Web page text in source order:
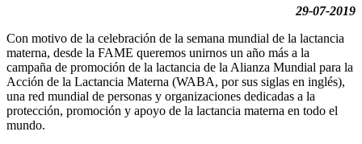
29-07-2019
Con motivo de la celebración de la semana mundial de la lactancia
materna, desde la FAME queremos unirnos un año más a la
campaña de promoción de la lactancia de la Alianza Mundial para la
Acción de la Lactancia Materna (WABA, por sus siglas en inglés),
una red mundial de personas y organizaciones dedicadas a la
protección, promoción y apoyo de la lactancia materna en todo el
mundo.